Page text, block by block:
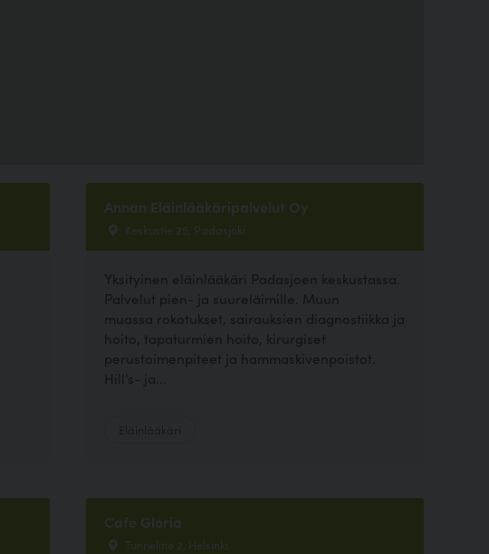
Annan Eläinlääkäripalvelut Oy
Keskustie 25, Padasjoki
Yksityinen eläinlääkäri Padasjoen keskustassa.
Palvelut pien- ja suureläimille. Muun
muassa rokotukset, sairauksien diagnostiikka ja
hoito, tapaturmien hoito, kirurgiset
perustoimenpiteet ja hammaskivenpoistot.
Hill's- ja...
Cafe Gloria
Tunnelitie 2, Helsinki